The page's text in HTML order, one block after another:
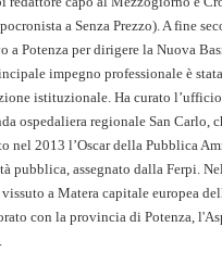
a Senza Prezzo). A fine
a Potenza per dirigere la Nuova
impegno professionale è
istituzionale. Ha curato
ospedaliera regionale San Carlo,
nel 2013 l’Oscar della Pubblica
pubblica, assegnato dalla Ferpi.
a Matera capitale europea
con la provincia di Potenza,